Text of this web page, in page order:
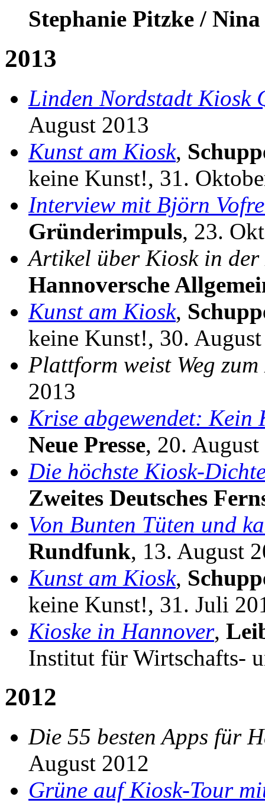
Stephanie Pitzke /
2013
Linden Nordstadt Kiosk
August 2013
Kunst am Kiosk,
keine Kunst!, 31.
Interview mit Björn
Gründerimpuls, 23.
Artikel über Kiosk in
Hannoversche
Kunst am Kiosk,
keine Kunst!, 30.
Plattform weist Weg
2013
Krise abgewendet: Kein
Neue Presse, 20.
Die höchste Kiosk-
Zweites Deutsches
Von Bunten Tüten und
Rundfunk, 13. August
Kunst am Kiosk,
keine Kunst!, 31. Juli
Kioske in Hannover,
Institut für Wirtschafts-
2012
Die 55 besten Apps für
August 2012
Grüne auf Kiosk-Tour